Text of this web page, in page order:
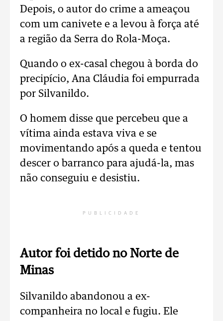
Depois, o autor do crime a ameaçou
com um canivete e a levou à força até
a região da Serra do Rola-Moça.
Quando o ex-casal chegou à borda do
precipício, Ana Cláudia foi empurrada
por Silvanildo.
O homem disse que percebeu que a
vítima ainda estava viva e se
movimentando após a queda e tentou
descer o barranco para ajudá-la, mas
não conseguiu e desistiu.
PUBLICIDADE
Autor foi detido no Norte de
Minas
Silvanildo abandonou a ex-
companheira no local e fugiu. Ele